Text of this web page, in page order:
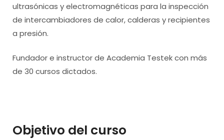
ultrasónicas y electromagnéticas para la inspección
de intercambiadores de calor, calderas y recipientes
a presión.
Fundador e instructor de Academia Testek con más
de 30 cursos dictados.
Objetivo del curso